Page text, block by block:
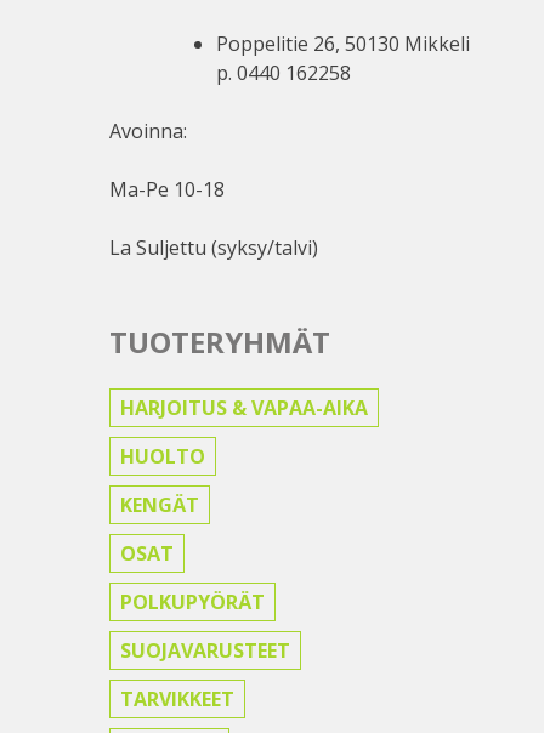
Poppelitie 26, 50130 Mikkeli
p. 0440 162258
Avoinna:
Ma-Pe 10-18
La Suljettu (syksy/talvi)
TUOTERYHMÄT
HARJOITUS & VAPAA-AIKA
HUOLTO
KENGÄT
OSAT
POLKUPYÖRÄT
SUOJAVARUSTEET
TARVIKKEET